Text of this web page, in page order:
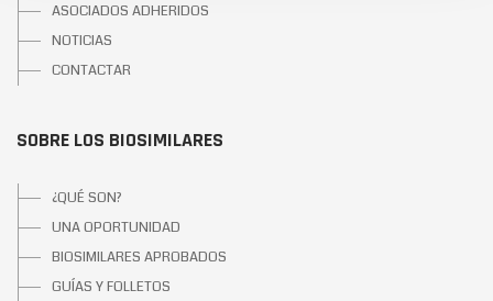
ASOCIADOS ADHERIDOS
NOTICIAS
CONTACTAR
SOBRE LOS BIOSIMILARES
¿QUÉ SON?
UNA OPORTUNIDAD
BIOSIMILARES APROBADOS
GUÍAS Y FOLLETOS